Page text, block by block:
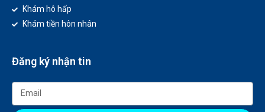
Khám hô hấp
Khám tiền hôn nhân
Đăng ký nhận tin